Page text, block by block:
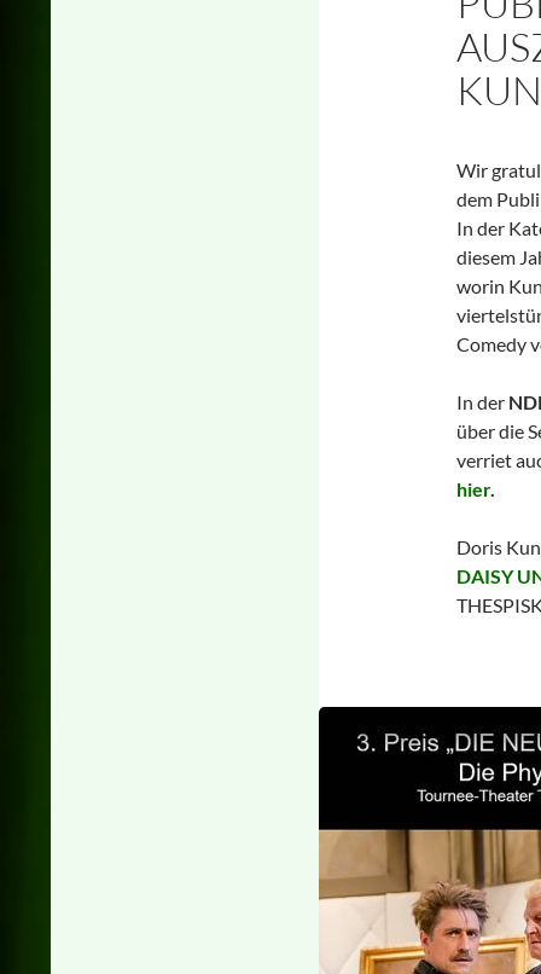
Wir
dem
In der
diesem
worin
Comedy
In der
über die
verriet
hier.
Doris
DAISY